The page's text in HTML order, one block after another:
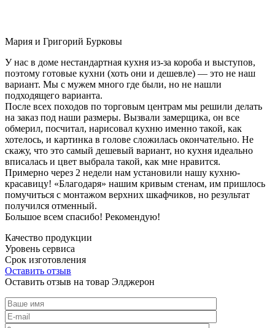
Мария и Григорий Бурковы
У нас в доме нестандартная кухня из-за короба и выступов,
поэтому готовые кухни (хоть они и дешевле) — это не наш
вариант. Мы с мужем много где были, но не нашли
подходящего варианта.
После всех походов по торговым центрам мы решили делать
на заказ под наши размеры. Вызвали замерщика, он все
обмерил, посчитал, нарисовал кухню именно такой, как
хотелось, и картинка в голове сложилась окончательно. Не
скажу, что это самый дешевый вариант, но кухня идеально
вписалась и цвет выбрала такой, как мне нравится.
Примерно через 2 недели нам установили нашу кухню-
красавицу! «Благодаря» нашим кривым стенам, им пришлось
помучиться с монтажом верхних шкафчиков, но результат
получился отменный.
Большое всем спасибо! Рекомендую!
Качество продукции
Уровень сервиса
Срок изготовления
Оставить отзыв
Оставить отзыв на товар Элджерон